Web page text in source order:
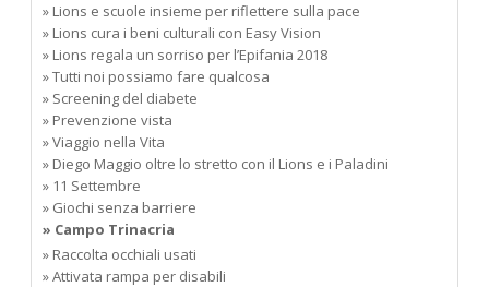
» Lions e scuole insieme per riflettere sulla pace
» Lions cura i beni culturali con Easy Vision
» Lions regala un sorriso per l’Epifania 2018
» Tutti noi possiamo fare qualcosa
» Screening del diabete
» Prevenzione vista
» Viaggio nella Vita
» Diego Maggio oltre lo stretto con il Lions e i Paladini
» 11 Settembre
» Giochi senza barriere
» Campo Trinacria
» Raccolta occhiali usati
» Attivata rampa per disabili